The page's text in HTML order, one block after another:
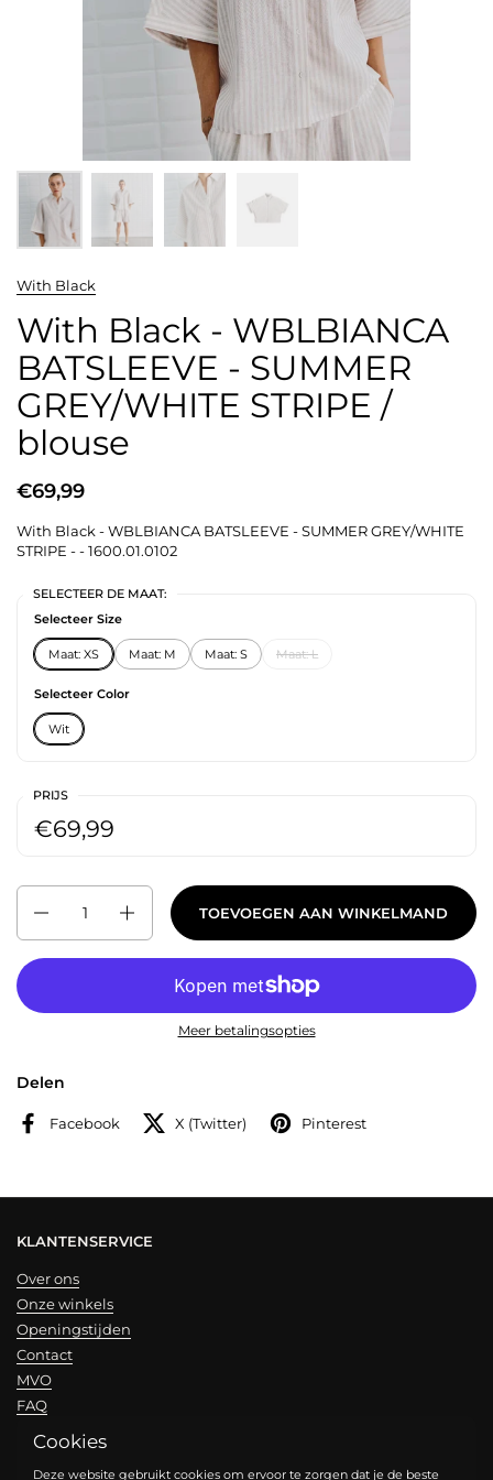
With Black
With Black - WBLBIANCA
BATSLEEVE - SUMMER
GREY/WHITE STRIPE /
blouse
€69,99
With Black - WBLBIANCA BATSLEEVE - SUMMER GREY/WHITE
STRIPE - - 1600.01.0102
SELECTEER DE MAAT:
Selecteer Size
Maat: XS Maat: M Maat: S Maat: L
Selecteer Color
Wit
PRIJS
€69,99
TOEVOEGEN AAN WINKELMAND
Meer betalingsopties
Delen
Facebook X (Twitter) Pinterest
KLANTENSERVICE
Over ons
Onze winkels
Openingstijden
Contact
MVO
FAQ
Cookies
Deze website gebruikt cookies om ervoor te zorgen dat je de beste